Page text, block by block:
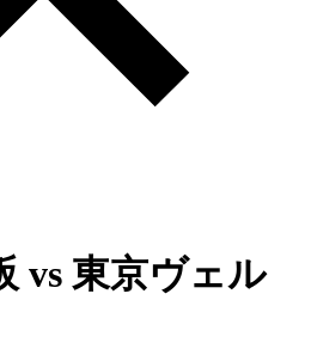
vs 東京ヴェル